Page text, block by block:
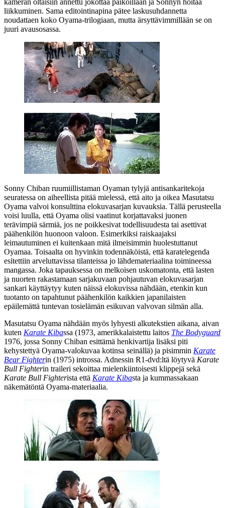
liikkuminen. Sama editointinapina pätee laskusuhdannetta
noudattaen koko Oyama-trilogiaan, mutta ärsyttävimmillään se on
juuri avausosassa.
Sonny Chiban ruumiillistaman Oyaman tylyjä antisankaritekoja
seuratessa on aiheellista pitää mielessä, että aito ja oikea Masutatsu
Oyama valvoi konsulttina elokuvasarjan kuvauksia. Tällä perusteella
voisi luulla, että Oyama olisi vaatinut korjattavaksi juonen
terävimpiä särmiä, jos ne poikkesivat todellisuudesta tai asettivat
päähenkilön huonoon valoon. Esimerkiksi raiskaajaksi
leimautuminen ei kuitenkaan mitä ilmeisimmin huolestuttanut
Oyamaa. Toisaalta on hyvinkin todennäköistä, että karatelegenda
esitettiin arveluttavissa tilanteissa jo lähdemateriaalina toimineessa
mangassa. Joka tapauksessa on melkoisen uskomatonta, että lasten
ja nuorten rakastamaan sarjakuvaan pohjautuvan elokuvasarjan
sankari käyttäytyy kuten näissä elokuvissa nähdään, etenkin kun
tuotanto on tapahtunut päähenkilön kaikkien japanilaisten
epäilemättä tuntevan tosielämän esikuvan valvovan silmän alla.
Masutatsu Oyama nähdään myös lyhyesti alkutekstien aikana, aivan
kuten Karate Kibassa (1973, amerikkalaistettu laitos The Bodyguard
1976, jossa Sonny Chiban esittämä henkivartija lisäksi piti
kehystettyä Oyama-valokuvaa kotinsa seinällä) ja pisimmin Karate
Bear Fighterin (1975) introssa. Adnessin R1-dvd:ltä löytyvä Karate
Bull Fighterin traileri sekoittaa mielenkiintoisesti klippejä sekä
Karate Bull Fighterista että Karate Kibasta ja kummassakaan
näkemätöntä Oyama-materiaalia.